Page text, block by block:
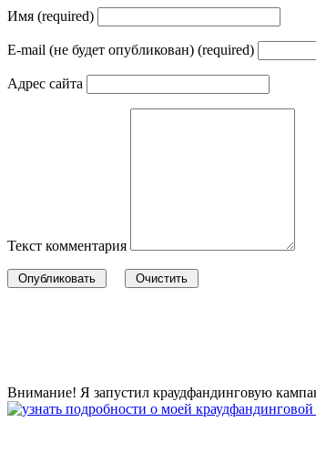
Имя (required)
E-mail (не будет опубликован) (required)
Адрес сайта
Текст комментария
Внимание! Я запустил краудфандинговую